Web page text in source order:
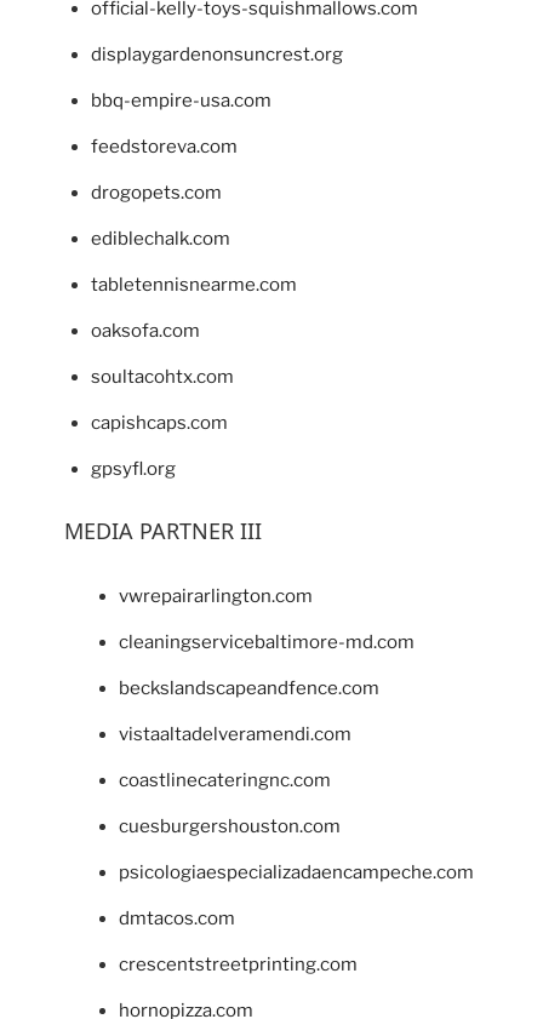
official-kelly-toys-squishmallows.com
displaygardenonsuncrest.org
bbq-empire-usa.com
feedstoreva.com
drogopets.com
ediblechalk.com
tabletennisnearme.com
oaksofa.com
soultacohtx.com
capishcaps.com
gpsyfl.org
MEDIA PARTNER III
vwrepairarlington.com
cleaningservicebaltimore-md.com
beckslandscapeandfence.com
vistaaltadelveramendi.com
coastlinecateringnc.com
cuesburgershouston.com
psicologiaespecializadaencampeche.com
dmtacos.com
crescentstreetprinting.com
hornopizza.com